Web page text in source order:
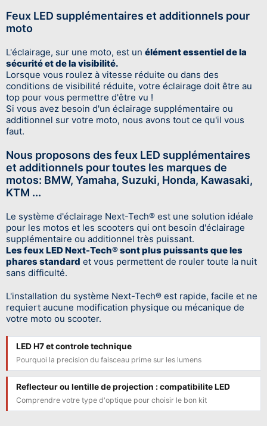
Feux LED supplémentaires et additionnels pour
moto
L'éclairage, sur une moto, est un élément essentiel de la
sécurité et de la visibilité.
Lorsque vous roulez à vitesse réduite ou dans des
conditions de visibilité réduite, votre éclairage doit être au
top pour vous permettre d'être vu !
Si vous avez besoin d'un éclairage supplémentaire ou
additionnel sur votre moto, nous avons tout ce qu'il vous
faut.
Nous proposons des feux LED supplémentaires
et additionnels pour toutes les marques de
motos: BMW, Yamaha, Suzuki, Honda, Kawasaki,
KTM ...
Le système d'éclairage Next-Tech® est une solution idéale
pour les motos et les scooters qui ont besoin d'éclairage
supplémentaire ou additionnel très puissant.
Les feux LED Next-Tech® sont plus puissants que les
phares standard et vous permettent de rouler toute la nuit
sans difficulté.
L'installation du système Next-Tech® est rapide, facile et ne
requiert aucune modification physique ou mécanique de
votre moto ou scooter.
LED H7 et controle technique
Pourquoi la precision du faisceau prime sur les lumens
Reflecteur ou lentille de projection : compatibilite LED
Comprendre votre type d'optique pour choisir le bon kit